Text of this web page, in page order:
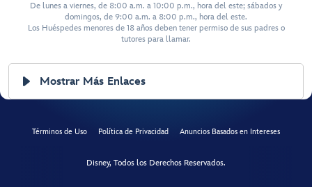
De lunes a viernes, de 8:00 a.m. a 10:00 p.m., hora del este; sábados y
domingos, de 9:00 a.m. a 8:00 p.m., hora del este.
Los Huéspedes menores de 18 años deben tener permiso de sus padres o
tutores para llamar.
Mostrar Más Enlaces
Términos de Uso Política de Privacidad Anuncios Basados en Intereses
Disney, Todos los Derechos Reservados.